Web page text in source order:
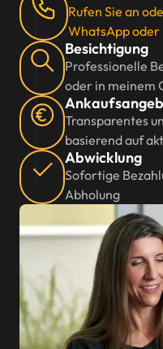
Rufen Sie an
WhatsApp oder
Besichtigung
Professionelle
oder in meinem
Transparentes
basierend auf
Abwicklung
Sofortige
Abholung